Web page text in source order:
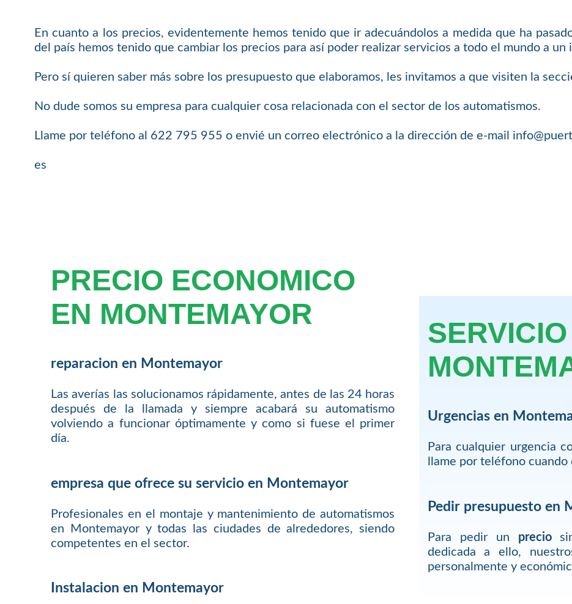
En cuanto a los precios, evidentemente hemos tenido que ir adecuándolos a medida que ha
del país hemos tenido que cambiar los precios para así poder realizar servicios a todo el mundo a un
Pero sí quieren saber más sobre los presupuesto que elaboramos, les invitamos a que visiten la
No dude somos su empresa para cualquier cosa relacionada con el sector de los automatismos.
Llame por teléfono al 622 795 955 o envié un correo electrónico a la dirección de e-mail
es
PRECIO ECONOMICO
EN MONTEMAYOR
reparacion en Montemayor
Las averías las solucionamos rápidamente, antes de las 24 horas
después de la llamada y siempre acabará su automatismo
volviendo a funcionar óptimamente y como si fuese el primer
día.
empresa que ofrece su servicio en Montemayor
Profesionales en el montaje y mantenimiento de automatismos
en Montemayor y todas las ciudades de alrededores, siendo
competentes en el sector.
Instalacion en Montemayor
Urgencias en
Para cualquier urgencia
llame por teléfono
Pedir presupuesto en
Para pedir un preciosin
dedicada a ello,
personalmente y